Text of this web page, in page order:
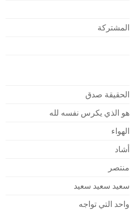
المشتركة
الحقيقة صدق
هو الذي يكرس نفسه لله
الهواء
أشاد
منتصر
سعيد سعيد سعيد
واحد التي تواجه